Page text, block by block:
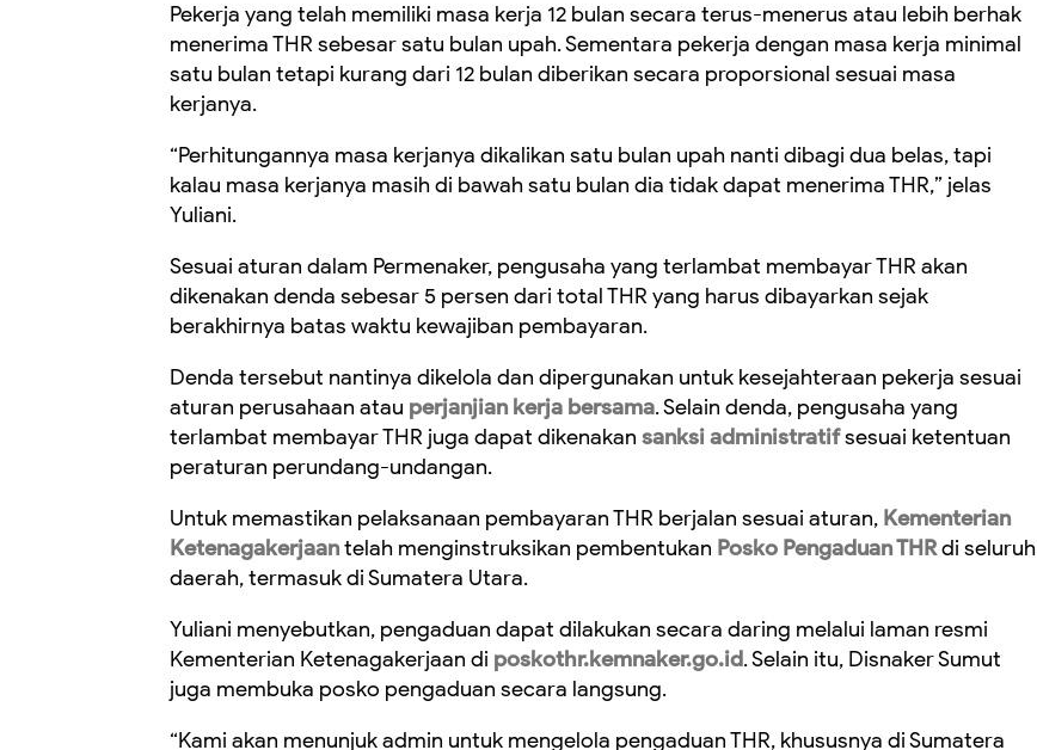
Pekerja yang telah memiliki masa kerja 12 bulan secara terus-menerus atau lebih berhak
menerima THR sebesar satu bulan upah. Sementara pekerja dengan masa kerja minimal
satu bulan tetapi kurang dari 12 bulan diberikan secara proporsional sesuai masa
kerjanya.
“Perhitungannya masa kerjanya dikalikan satu bulan upah nanti dibagi dua belas, tapi
kalau masa kerjanya masih di bawah satu bulan dia tidak dapat menerima THR,” jelas
Yuliani.
Sesuai aturan dalam Permenaker, pengusaha yang terlambat membayar THR akan
dikenakan denda sebesar 5 persen dari total THR yang harus dibayarkan sejak
berakhirnya batas waktu kewajiban pembayaran.
Denda tersebut nantinya dikelola dan dipergunakan untuk kesejahteraan pekerja sesuai
aturan perusahaan atau perjanjian kerja bersama. Selain denda, pengusaha yang
terlambat membayar THR juga dapat dikenakan sanksi administratifsesuai ketentuan
peraturan perundang-undangan.
Untuk memastikan pelaksanaan pembayaran THR berjalan sesuai aturan, Kementerian
Ketenagakerjaantelah menginstruksikan pembentukan Posko Pengaduan THRdi seluruh
daerah, termasuk di Sumatera Utara.
Yuliani menyebutkan, pengaduan dapat dilakukan secara daring melalui laman resmi
Kementerian Ketenagakerjaan di poskothr.kemnaker.go.id. Selain itu, Disnaker Sumut
juga membuka posko pengaduan secara langsung.
“Kami akan menunjuk admin untuk mengelola pengaduan THR, khususnya di Sumatera